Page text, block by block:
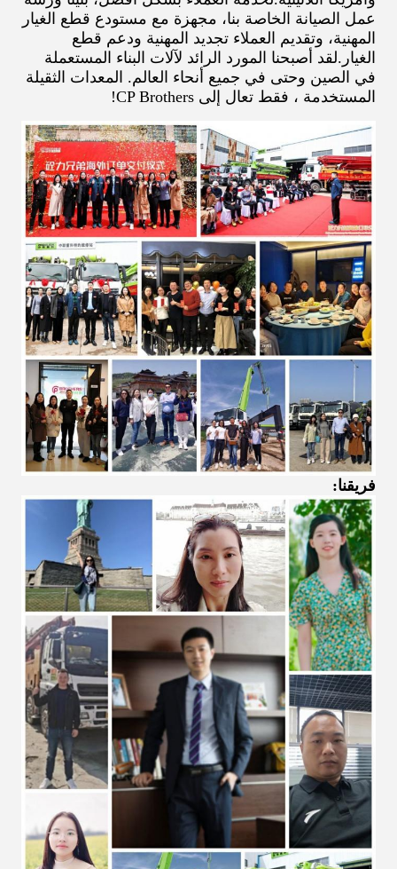
عمل الصيانة الخاصة بنا، مجهزة مع مستودع قطع الغيار
المهنية، وتقديم العملاء تجديد المهنية ودعم قطع
الغيار.لقد أصبحنا المورد الرائد لآلات البناء المستعملة
في الصين وحتى في جميع أنحاء العالم. المعدات الثقيلة
المستخدمة ، فقط تعال إلى CP Brothers!
فريقنا: